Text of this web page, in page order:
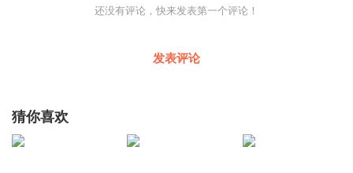
还没有评论，快来发表第一个评论！
发表评论
猜你喜欢